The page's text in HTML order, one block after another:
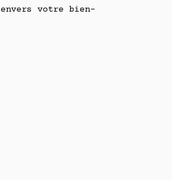
votre bien-